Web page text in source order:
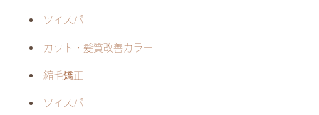
ツイスパ
カット・髪質改善カラー
縮毛矯正
ツイスパ